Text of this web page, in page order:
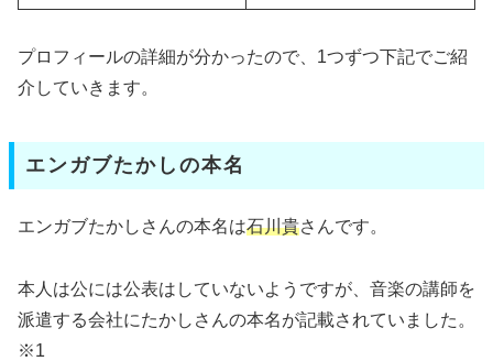
プロフィールの詳細が分かったので、1つずつ下記でご紹
介していきます。
エンガブたかしの本名
エンガブたかしさんの本名は石川貴さんです。
本人は公には公表はしていないようですが、音楽の講師を
派遣する会社にたかしさんの本名が記載されていました。
※1